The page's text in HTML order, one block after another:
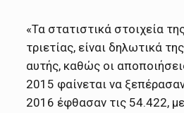
«Τα στατιστικά στοιχεία
τριετίας, είναι δηλωτικά
αυτής, καθώς οι
2015 φαίνεται να
2016 έφθασαν τις 54.422,